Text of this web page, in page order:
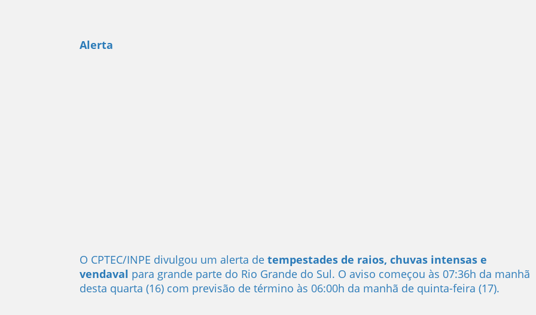
Alerta
O CPTEC/INPE divulgou um alerta de tempestades de raios, chuvas intensas e
vendaval para grande parte do Rio Grande do Sul. O aviso começou às 07:36h da manhã
desta quarta (16) com previsão de término às 06:00h da manhã de quinta-feira (17).